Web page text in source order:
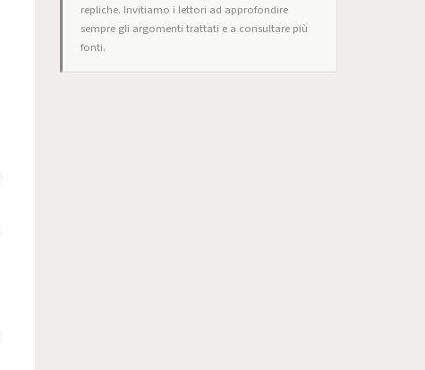
repliche. Invitiamo i lettori ad approfondire
sempre gli argomenti trattati e a consultare più
fonti.